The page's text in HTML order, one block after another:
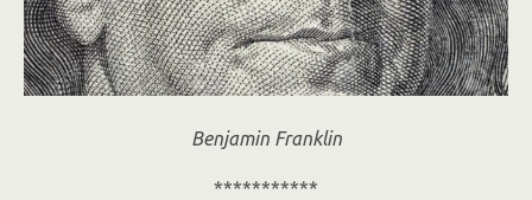
Benjamin Franklin
***********